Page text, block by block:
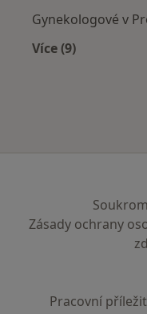
Gynekologové v
Více (9)
Zásady ochrany
Pracovní